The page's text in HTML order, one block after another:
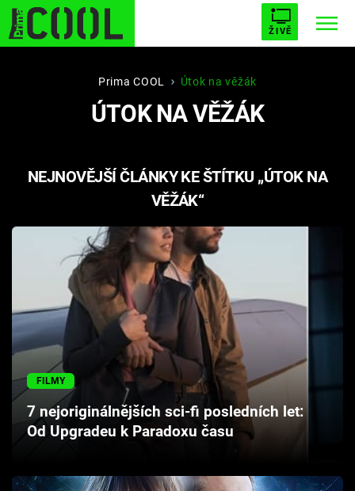
ŽIVĚ
STARHOUSE BUFFY, PŘEMOŽITELKA UPÍRŮ
PLNEJ KOTEL AVENGERS 5
Seriály
Hry
Cool Esport
Pořady
Prima COOL Útok na věžák
ÚTOK NA VĚŽÁK
NEJNOVĚJŠÍ ČLÁNKY KE ŠTÍTKU „ÚTOK NA
VĚŽÁK“
FILMY
7 nejoriginálnějších sci-fi posledních let:
Od Upgradeu k Paradoxu času